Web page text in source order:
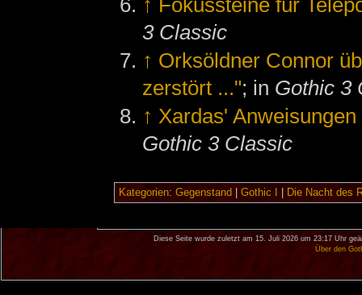
3 Classic
↑ Orksöldner Connor
zerstört ..."; in Gothic 3
↑ Xardas'
Gothic 3 Classic
Kategorien: Gegenstand Gothic I Die Nacht des
Diese Seite wurde zuletzt am 15. Juli 2026 um 23:17 Uhr
Über den